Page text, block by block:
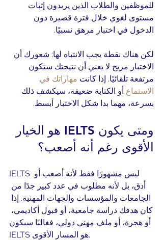
للموظفين والطلاب الذين يريدون إثبات
مستوى لغوي خلال فترة قصيرة دون
الدخول في اختبار مرهق نسبيًا.
لكن هناك نقطة يجب الانتباه لها: شعورك أن
الاختبار مريح لا يعني أن نتيجتك ستكون
مرتفعة تلقائيًا. إذا كانت مهاراتك في
الاستماع أو الكتابة ضعيفة، سيكشف ذلك
بسرعة، مهما بدا شكل الاختبار أبسط.
ومتى يكون IELTS هو الخيار
الأقوى رغم أنه أصعب؟
IELTS ليس مشهورًا فقط لأنه أصعب أو
أدق، بل لأنه مطلوب في عدد كبير جدًا من
الجامعات والمؤسسات والجهات المهنية. إذا
كان هدفك دراسة جامعية، أو قبول أكاديمي،
أو هجرة، أو ملف مهني دولي، فغالبًا سيكون
IELTS هو المسار الأقوى.